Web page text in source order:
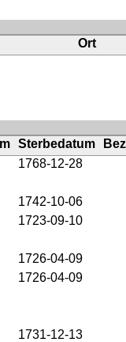
Ort
Sterbedatum
1768-12-28
1742-10-06
1723-09-10
1726-04-09
1726-04-09
1731-12-13